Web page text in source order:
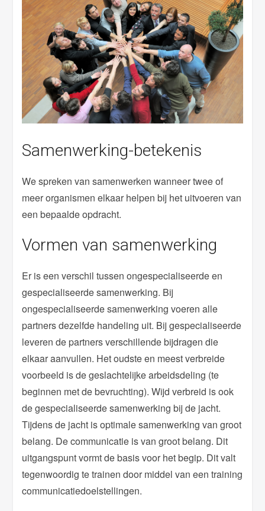
Samenwerking-betekenis
We spreken van samenwerken wanneer twee of
meer organismen elkaar helpen bij het uitvoeren van
een bepaalde opdracht.
Vormen van samenwerking
Er is een verschil tussen ongespecialiseerde en
gespecialiseerde samenwerking. Bij
ongespecialiseerde samenwerking voeren alle
partners dezelfde handeling uit. Bij gespecialiseerde
leveren de partners verschillende bijdragen die
elkaar aanvullen. Het oudste en meest verbreide
voorbeeld is de geslachtelijke arbeidsdeling (te
beginnen met de bevruchting). Wijd verbreid is ook
de gespecialiseerde samenwerking bij de jacht.
Tijdens de jacht is optimale samenwerking van groot
belang. De communicatie is van groot belang. Dit
uitgangspunt vormt de basis voor het begip. Dit valt
tegenwoordig te trainen door middel van een training
communicatiedoelstellingen.